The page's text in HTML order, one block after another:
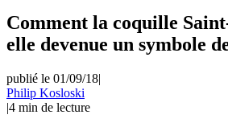
Comment la coquille
elle devenue un symbole
publié le 01/09/18|
Philip Kosloski
|4 min de lecture